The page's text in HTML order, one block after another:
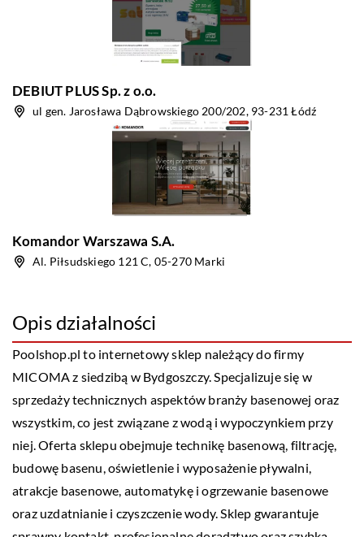
DEBIUT PLUS Sp. z o.o.
ul gen. Jarosława Dąbrowskiego 200/202, 93-231 Łódź
Komandor Warszawa S.A.
Al. Piłsudskiego 121 C, 05-270 Marki
Opis działalności
Poolshop.pl to internetowy sklep należący do firmy
MICOMA z siedzibą w Bydgoszczy. Specjalizuje się w
sprzedaży technicznych aspektów branży basenowej oraz
wszystkim, co jest związane z wodą i wypoczynkiem przy
niej. Oferta sklepu obejmuje technikę basenową, filtrację,
budowę basenu, oświetlenie i wyposażenie pływalni,
atrakcje basenowe, automatykę i ogrzewanie basenowe
oraz uzdatnianie i czyszczenie wody. Sklep gwarantuje